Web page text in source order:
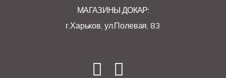
МАГАЗИНЫ ДОКАР:
г.Харьков, ул.Полевая, 83